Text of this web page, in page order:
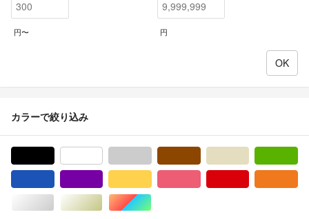
円〜 円
カラーで絞り込み
シルバー/銀色系ゴールド/金色系マルチカラー